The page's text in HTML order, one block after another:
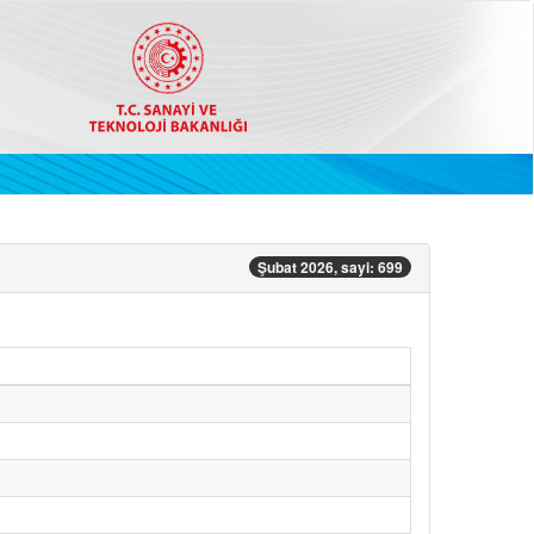
Şubat 2026, sayi: 699